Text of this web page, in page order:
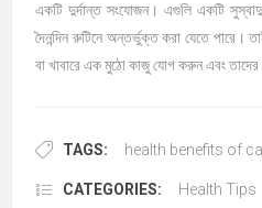
একটি দুর্দান্ত সংযোজন। এগুলি একটি
দৈনন্দিন রুটিনে অন্তর্ভুক্ত করা যেতে পারে।
বা খাবারে এক মুঠো কাজু যোগ করুন এবং
TAGS: health benefits of
CATEGORIES: Health Tips